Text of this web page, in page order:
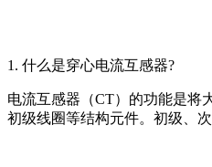
1. 什么是穿心电流互感器?
电流互感器（CT）的功能是将
初级线圈等结构元件。初级、